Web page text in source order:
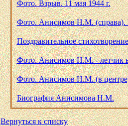
Фото. Взрыв. 11 мая 1944 г.
Фото. Анисимов Н.М. (справа).
Поздравительное
Фото. Анисимов Н.М. - летчик
Фото. Анисимов Н.М. (в
Биография Анисимова Н.М.
Вернуться к списку